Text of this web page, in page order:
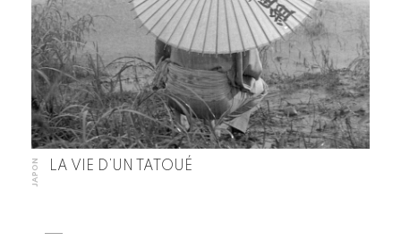
JAPON LA VIE D’UN TATOUÉ